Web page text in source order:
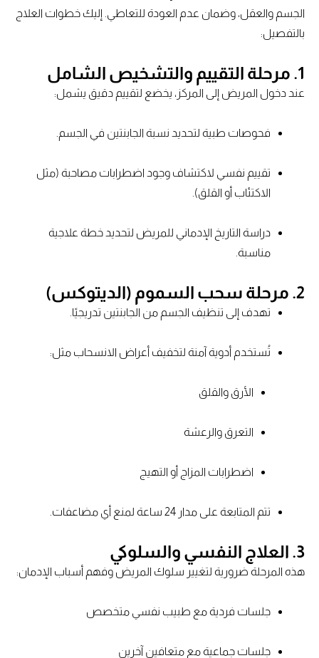
الجسم والعقل، وضمان عدم العودة للتعاطي. إليك خطوات العلاج
بالتفصيل:
عند دخول المريض إلى المركز، يخضع لتقييم دقيق يشمل:
فحوصات طبية لتحديد نسبة الجابنتين في الجسم.
تقييم نفسي لاكتشاف وجود اضطرابات مصاحبة (مثل
الاكتئاب أو القلق).
دراسة التاريخ الإدماني للمريض لتحديد خطة علاجية
مناسبة.
2. مرحلة سحب السموم (الديتوكس)
تهدف إلى تنظيف الجسم من الجابنتين تدريجيًا.
تُستخدم أدوية آمنة لتخفيف أعراض الانسحاب مثل:
الأرق والقلق
التعرق والرعشة
اضطرابات المزاج أو التهيج
تتم المتابعة على مدار 24 ساعة لمنع أي مضاعفات.
3. العلاج النفسي والسلوكي
هذه المرحلة ضرورية لتغيير سلوك المريض وفهم أسباب الإدمان:
جلسات فردية مع طبيب نفسي متخصص
جلسات جماعية مع متعافين آخرين